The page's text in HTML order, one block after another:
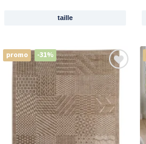
taille
promo -31%